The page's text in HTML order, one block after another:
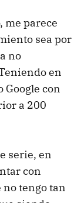
me parece
sea por
no
en
Google con
a 200
serie, en
con
no tengo tan